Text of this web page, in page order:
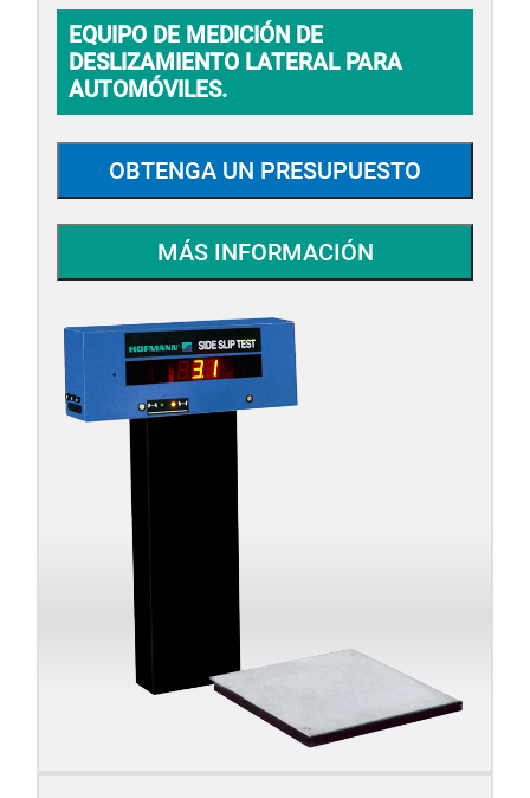
EQUIPO DE MEDICIÓN DE
DESLIZAMIENTO LATERAL PARA
AUTOMÓVILES.
OBTENGA UN PRESUPUESTO
MÁS INFORMACIÓN